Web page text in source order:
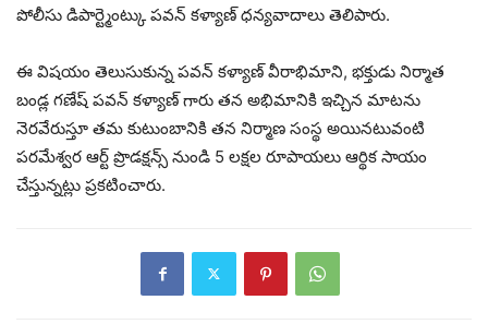
పోలీసు డిపార్ట్మెంట్కు పవన్ కళ్యాణ్ ధన్యవాదాలు తెలిపారు.
ఈ విషయం తెలుసుకున్న పవన్ కళ్యాణ్ వీరాభిమాని, భక్తుడు నిర్మాత
బండ్ల గణేష్ పవన్ కళ్యాణ్ గారు తన అభిమానికి ఇచ్చిన మాటను
నెరవేరుస్తూ తమ కుటుంబానికి తన నిర్మాణ సంస్థ అయినటువంటి
పరమేశ్వర ఆర్ట్ ప్రొడక్షన్స్ నుండి 5 లక్షల రూపాయలు ఆర్థిక సాయం
చేస్తున్నట్లు ప్రకటించారు.